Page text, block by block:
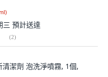
)
三 預計送達
(2)
清潔劑 泡洗淨噴霧, 1個,